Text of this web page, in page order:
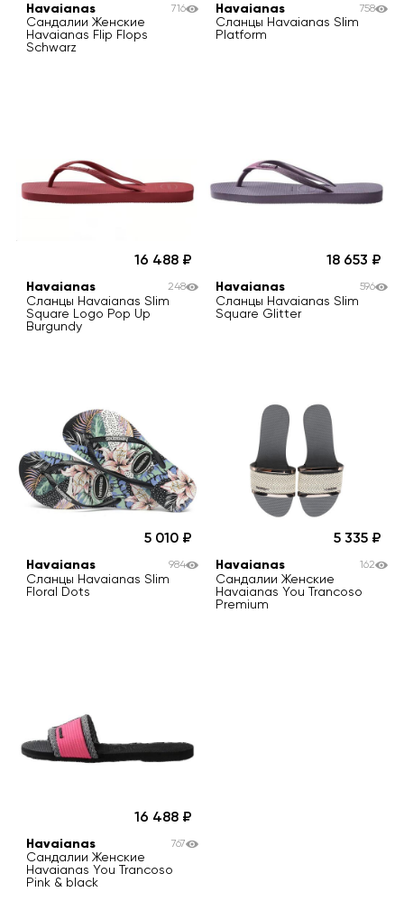
Havaianas
Сандалии Женские
Havaianas Flip Flops
Schwarz
716
Havaianas
Сланцы Havaianas Slim
Platform
758
16 488
Havaianas
Сланцы Havaianas Slim
Square Logo Pop Up
Burgundy
248
18 653
Havaianas
Сланцы Havaianas Slim
Square Glitter
596
5 010
Havaianas
Сланцы Havaianas Slim
Floral Dots
984
5 335
Havaianas
Сандалии Женские
Havaianas You Trancoso
Premium
162
16 488
Havaianas
Сандалии Женские
Havaianas You Trancoso
Pink & black
767